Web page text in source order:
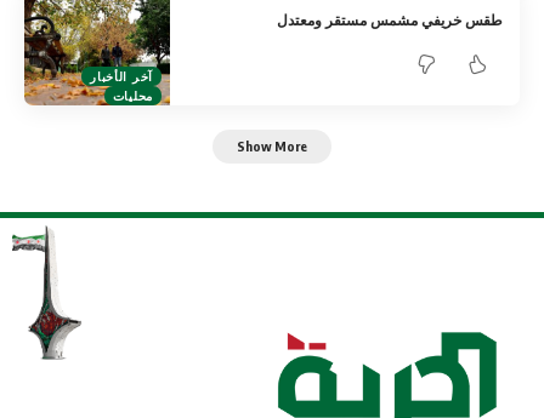
آخر الأخبار
محليات
طقس خريفي مشمس مستقر ومعتدل
Show More